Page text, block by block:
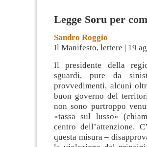
Legge Soru per
Sandro Roggio
Il Manifesto, lettere | 19
Il presidente della
sguardi, pure da
provvedimenti, alcuni
buon governo del
non sono purtroppo
«tassa sul lusso»
centro dell’attenzione.
questa misura –